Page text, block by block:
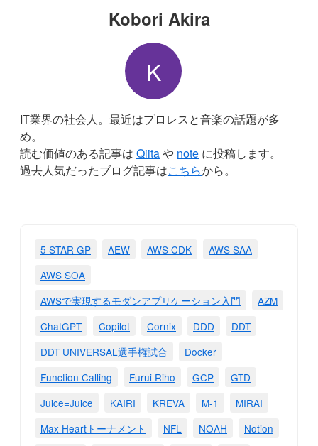
Kobori Akira
K
IT業界の社会人。最近はプロレスと音楽の話題が多
め。
読む価値のある記事は Qiitaや note に投稿します。
過去人気だったブログ記事はこちらから。
5 STAR GP AEW AWS CDK
AWS SAA
AWS SOA
AWSで実現するモダンアプリケーション入門
AZM
ChatGPT
Copilot Cornix DDD
DDT
DDT UNIVERSAL選手権試合
Docker
Function Calling
Furui Riho GCP
GTD
Juice=Juice
KAIRI KREVA M-1
MIRAI
Max Heartトーナメント
NFL NOAH
Notion